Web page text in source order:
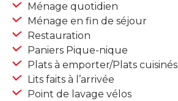
Ménage quotidien
Ménage en fin de séjour
Restauration
Paniers Pique-nique
Plats à emporter/Plats cuisinés
Lits faits à l’arrivée
Point de lavage vélos